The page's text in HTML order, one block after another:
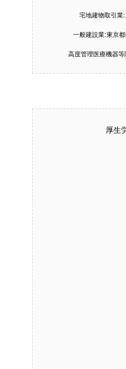
宅地建物取引業
一般建設業:東京
高度管理医療機器
厚生